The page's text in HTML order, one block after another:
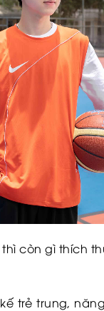
còn gì thích
trẻ trung,